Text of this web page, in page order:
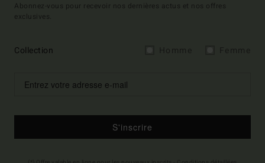
Abonnez-vous pour recevoir nos dernières actus et nos offres
exclusives.
Collection
S'inscrire